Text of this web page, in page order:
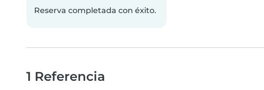
Reserva completada con éxito.
1 Referencia